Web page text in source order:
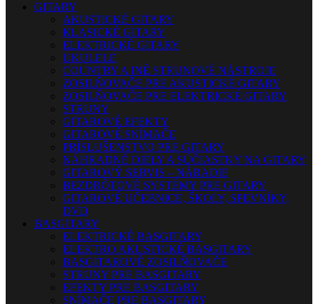
GITARY
AKUSTICKÉ GITARY
KLASICKÉ GITARY
ELEKTRICKÉ GITARY
UKULELE
COUNTRY A INÉ STRUNOVÉ NÁSTROJE
ZOSILŇOVAČE PRE AKUSTICKÉ GITARY
ZOSILŇOVAČE PRE ELEKTRICKÉ GITARY
STRUNY
GITAROVÉ EFEKTY
GITAROVÉ SNÍMAČE
PRÍSLUŠENSTVO PRE GITARY
NÁHRADNÉ DIELY A SÚČIASTKY NA GITARY
GITAROVÝ SERVIS – NÁRADIE
BEZDRÔTOVÉ SYSTÉMY PRE GITARY
GITAROVÉ UČEBNICE, ŠKOLY, SPEVNÍKY,
DVD
BASGITARY
ELEKTRICKÉ BASGITARY
ELEKTRO AKUSTICKÉ BASGITARY
BASGITAROVÉ ZOSILŇOVAČE
STRUNY PRE BASGITARY
EFEKTY PRE BASGITARY
SNÍMAČE PRE BASGITARY